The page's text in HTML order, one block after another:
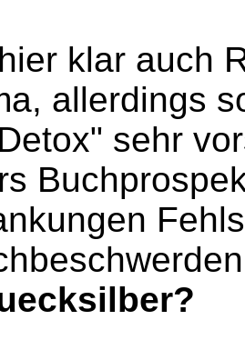
klar auch
allerdings
sehr